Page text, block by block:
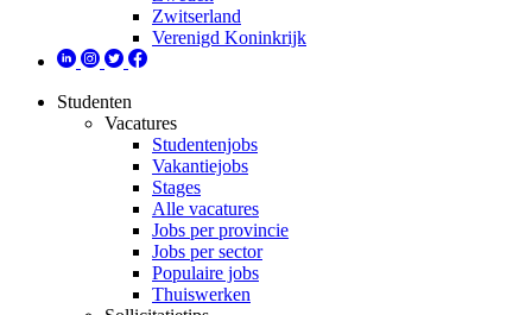
Zwitserland
Verenigd Koninkrijk
Studenten
Vacatures
Studentenjobs
Vakantiejobs
Stages
Alle vacatures
Jobs per provincie
Jobs per sector
Populaire jobs
Thuiswerken